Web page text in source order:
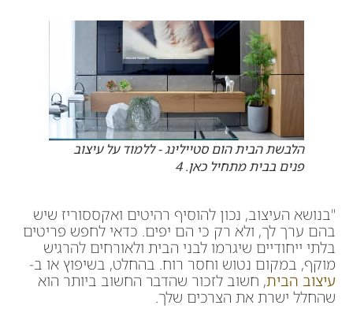
הלבשת הבית הום סטיילינג - ללמוד על עיצוב
פנים בבית מתחיל כאן. 4
"בנושא העיצוב, נכון להוסיף רהיטים ואקססוריז שיש
בהם ערך לך, ולא רק כי הם יפים. כדאי לחפש פריטים
בלתי ייחודיים שיגרמו לבני הבית ולאורחים להרגיש
מוקף, במקום נטוש וחסר רוח. בהחלט, בשיפוץ או ב-
עיצוב הבית, חשוב לזכור שהדבר החשוב ביותר הוא
שהחלל ישרת את הצרכים שלך.